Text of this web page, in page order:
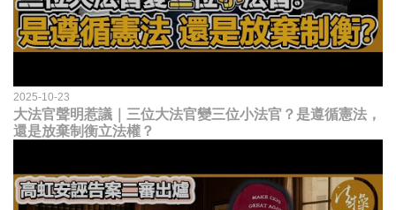
2025-10-23
大法官聲明惹議｜三位大法官變三位小法官？是遵循憲法，
還是放棄制衡立法權？